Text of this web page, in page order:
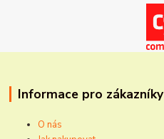
Informace pro zákazníky
O nás